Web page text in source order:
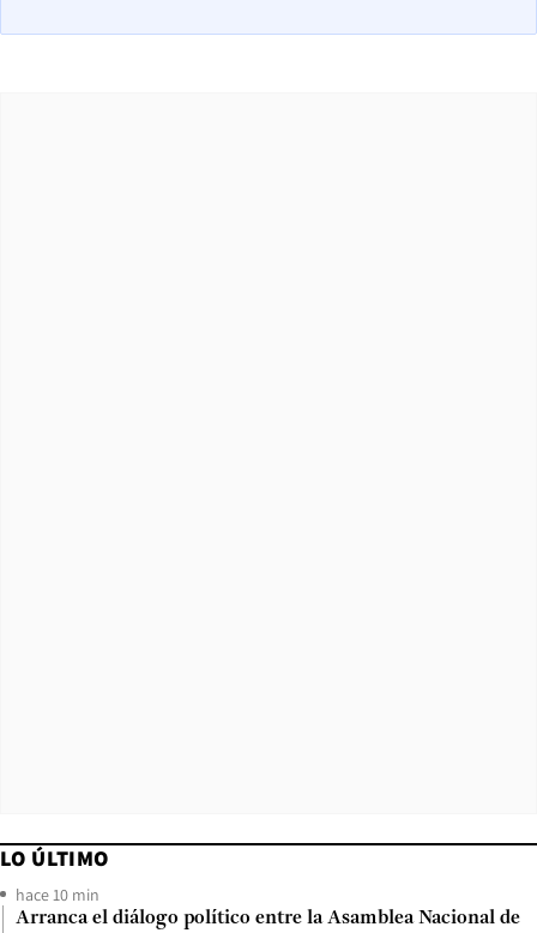
LO ÚLTIMO
hace 10 min
Arranca el diálogo político entre la Asamblea Nacional de